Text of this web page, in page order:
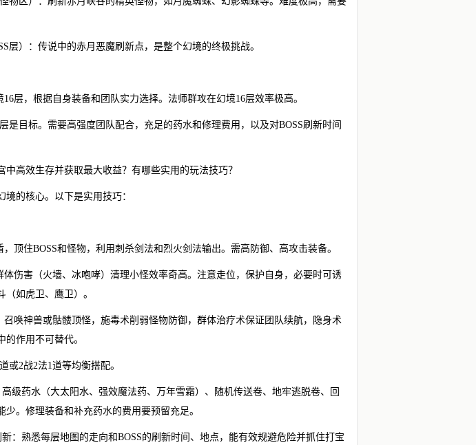
层）：传说中的赤月恶魔刷新点，是整个幻境的终极挑战。
层，根据自身装备和团队实力选择。法师群攻在幻境16层效率极高。
是目标。需要高强度团队配合，充足的药水和修理费用，以及对BOSS刷新时间
中高效生存并获取最大收益？有哪些实用的玩法技巧？
境的核心。以下是实用技巧：
顶住BOSS和怪物，利用刺杀剑法和烈火剑法输出。需高防御、高攻击装备。
体伤害（火墙、冰咆哮）清理小怪效率奇高。注意走位，保护自身，必要时可诱
如虎卫、鹰卫）。
召唤神兽或骷髅顶怪，施毒术削弱怪物防御，群体治疗术保证团队续航，隐身术
作用不可替代。
或2战2法1道等均衡搭配。
级药水（大太阳水、强效魔法药、万年雪霜）、随机传送卷、地牢逃脱卷、回
少。修理装备和补充药水的费用要预留充足。
：熟悉每层地图的走向和BOSS的刷新时间、地点，能有效规避危险并抓住打宝